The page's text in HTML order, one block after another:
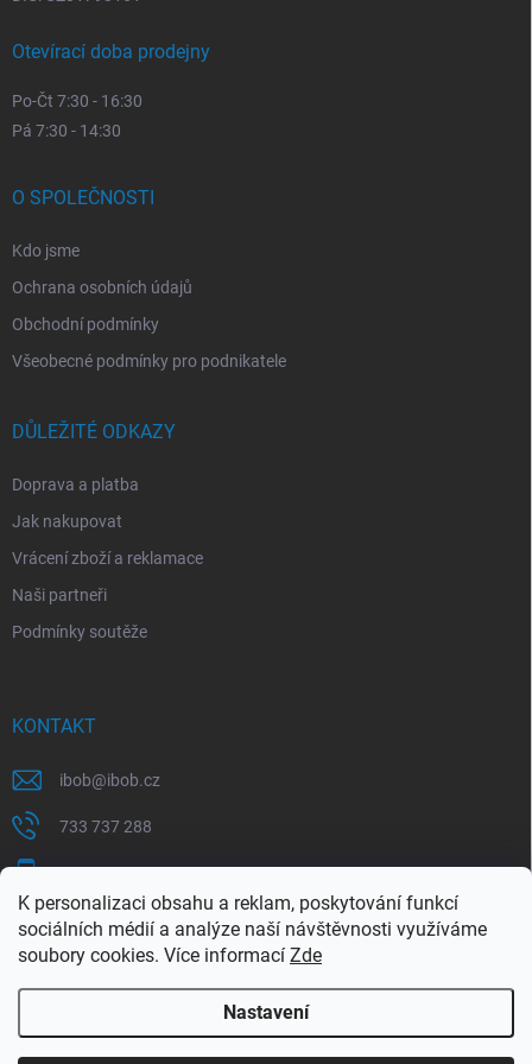
K personalizaci obsahu a reklam, poskytování funkcí
sociálních médií a analýze naší návštěvnosti využíváme
soubory cookies. Více informací Zde
Nastavení
Otevírací doba prodejny
Po-Čt 7:30 - 16:30
Pá 7:30 - 14:30
O SPOLEČNOSTI
Kdo jsme
Ochrana osobních údajů
Obchodní podmínky
Všeobecné podmínky pro podnikatele
DŮLEŽITÉ ODKAZY
Doprava a platba
Jak nakupovat
Vrácení zboží a reklamace
Naši partneři
Podmínky soutěže
KONTAKT
ibob@ibob.cz
733 737 288
607 069 561
Sledujte nás na Facebooku !
ibob_s.r.o/
Copyright 2026ibob s.r.o.. Všechna práva vyhrazena.Upravit nastavení